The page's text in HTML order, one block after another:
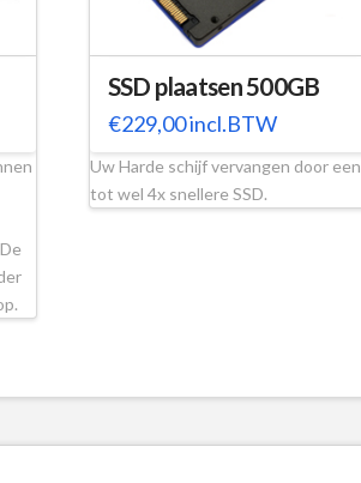
SSD plaatsen 500GB
€229,00incl.BTW
Uw Harde schijf vervangen door een
tot wel 4x snellere SSD.